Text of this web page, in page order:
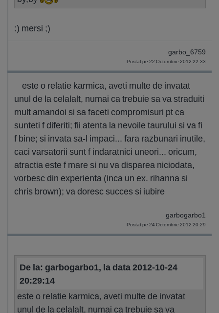
:) mersi ;)
garbo_6759
Postat pe 22 Octombrie 2012 22:33
este o relatie karmica, aveti multe de invatat
unul de la celalalt, numai ca trebuie sa va straduiti
mult amandoi si sa faceti compromisuri pt ca
sunteti f diferiti; fii atenta la nevoile taurului si va fi
f bine; si invata sa-l impaci... fara razbunari inutile,
caci varsatorii sunt f indaratnici uneori... oricum,
atractia este f mare si nu va disparea niciodata,
vorbesc din experienta (inca un ex. rihanna si
chris brown); va doresc succes si iubire
garbogarbo1
Postat pe 24 Octombrie 2012 20:29
De la: garbogarbo1, la data 2012-10-24
20:29:14
este o relatie karmica, aveti multe de invatat
unul de la celalalt, numai ca trebuie sa va